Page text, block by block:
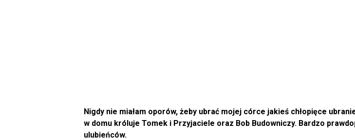
Nigdy nie miałam oporów, żeby ubrać mojej córce jakieś chłopięce
w domu króluje Tomek i Przyjaciele oraz Bob Budowniczy. Bardzo
ulubieńców.